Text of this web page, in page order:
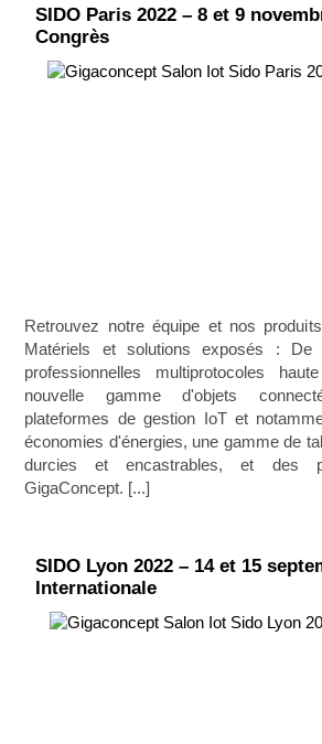
SIDO Paris 2022 – 8 et 9
Congrès
Retrouvez notre équipe et nos
Matériels et solutions exposés : De
professionnelles multiprotocoles
nouvelle gamme d'objets
plateformes de gestion IoT et
économies d'énergies, une gamme de
durcies et encastrables, et des
GigaConcept. [...]
SIDO Lyon 2022 – 14 et 15
Internationale